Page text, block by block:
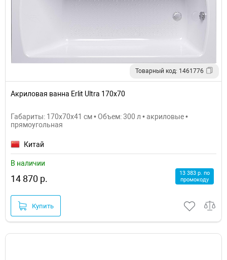
Товарный код: 1461776
Акриловая ванна Erlit Ultra 170х70
Габариты: 170x70x41 см • Объем: 300 л • акриловые •
прямоугольная
Китай
В наличии
14 870 р.
13 383 р. по
промокоду
Купить